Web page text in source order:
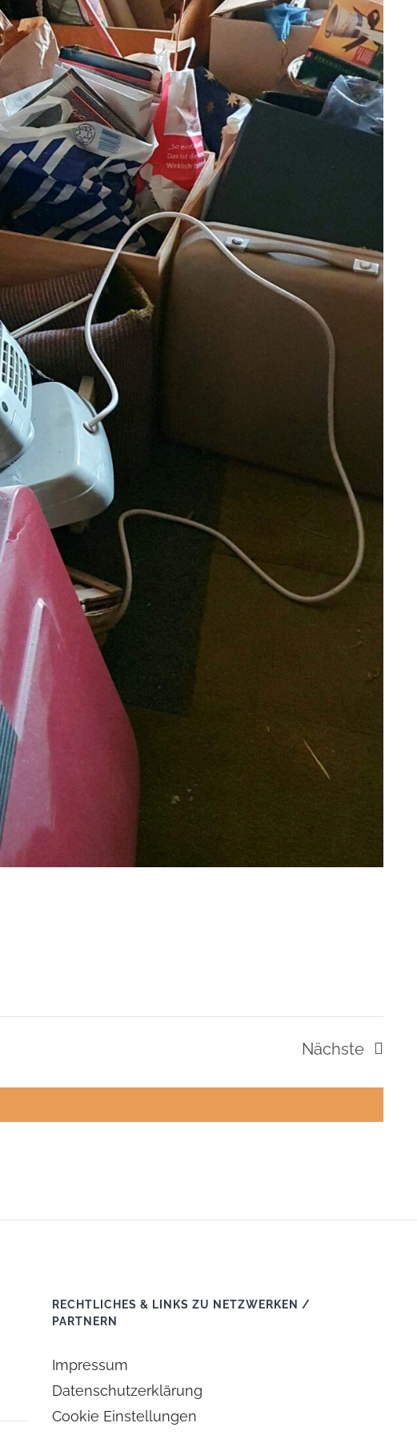
Nächste
RECHTLICHES & LINKS ZU NETZWERKEN /
PARTNERN
Impressum
Datenschutzerklärung
Cookie Einstellungen